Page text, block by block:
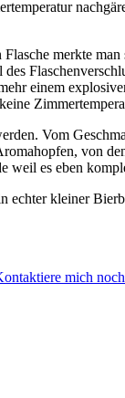
merkte
einem
Vom
von
weil es eben
kleiner
mich